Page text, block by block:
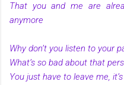
That you and me are
anymore
Why don’t you listen to your
What’s so bad about that
You just have to leave me,